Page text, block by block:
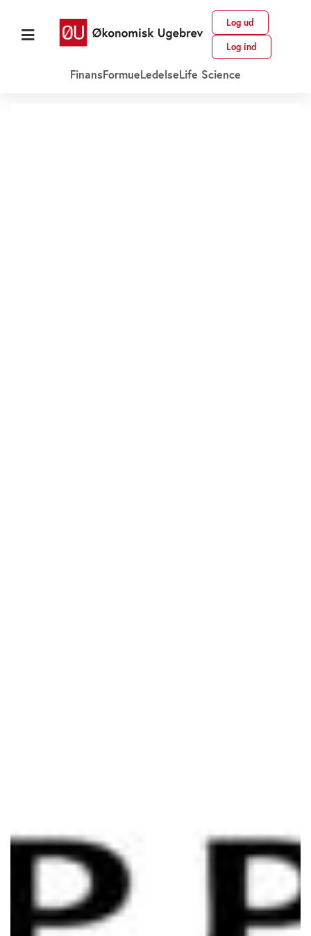
Log ud
Log ind
FinansFormueLedelseLife Science